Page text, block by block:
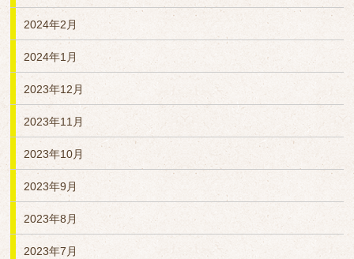
2024年2月
2024年1月
2023年12月
2023年11月
2023年10月
2023年9月
2023年8月
2023年7月